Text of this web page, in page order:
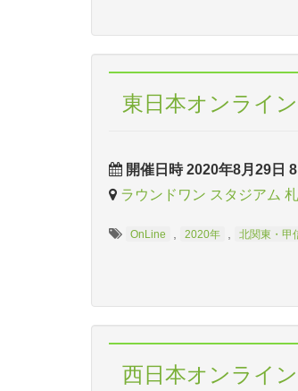
東日本オンライ
開催日時 2020年8月29日
ラウンドワン スタジアム
OnLine 2020年 北関東・甲
西日本オンライ